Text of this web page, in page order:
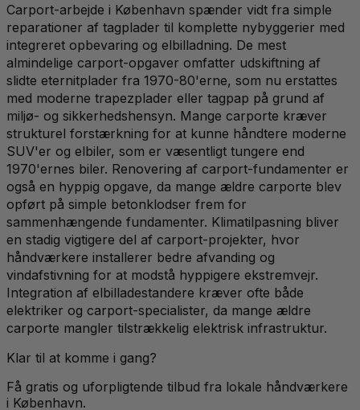
Carport-arbejde i København spænder vidt fra simple
reparationer af tagplader til komplette nybyggerier med
integreret opbevaring og elbilladning. De mest
almindelige carport-opgaver omfatter udskiftning af
slidte eternitplader fra 1970-80'erne, som nu erstattes
med moderne trapezplader eller tagpap på grund af
miljø- og sikkerhedshensyn. Mange carporte kræver
strukturel forstærkning for at kunne håndtere moderne
SUV'er og elbiler, som er væsentligt tungere end
1970'ernes biler. Renovering af carport-fundamenter er
også en hyppig opgave, da mange ældre carporte blev
opført på simple betonklodser frem for
sammenhængende fundamenter. Klimatilpasning bliver
en stadig vigtigere del af carport-projekter, hvor
håndværkere installerer bedre afvanding og
vindafstivning for at modstå hyppigere ekstremvejr.
Integration af elbilladestandere kræver ofte både
elektriker og carport-specialister, da mange ældre
carporte mangler tilstrækkelig elektrisk infrastruktur.
Klar til at komme i gang?
Få gratis og uforpligtende tilbud fra lokale håndværkere
i København.